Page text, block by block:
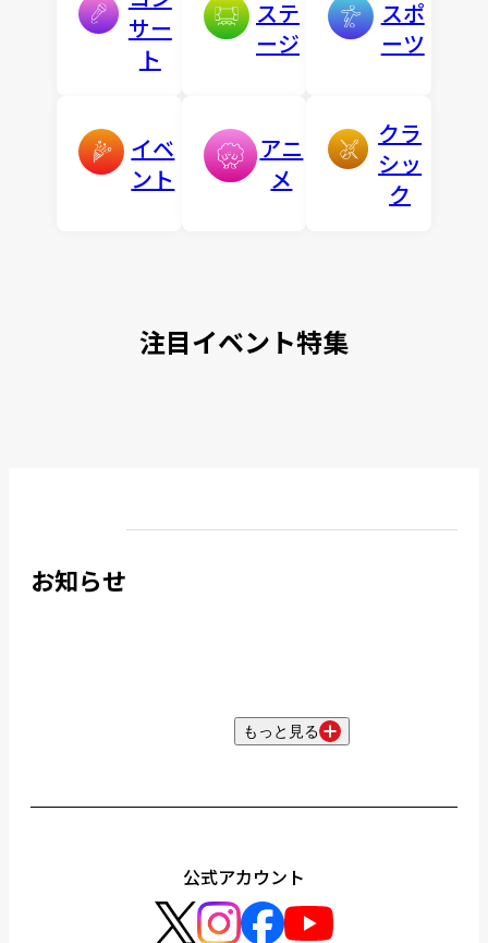
サー
ト
ステ
ージ
スポ
ーツ
イベ
ント
アニ
メ
クラ
シッ
ク
注目イベント特集
お知らせ
もっと見る
公式アカウント